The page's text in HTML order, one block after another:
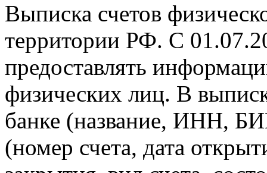
Выписка счетов
территории РФ. С
предоставлять
физических лиц. В
банке (название, ИНН,
(номер счета, дата